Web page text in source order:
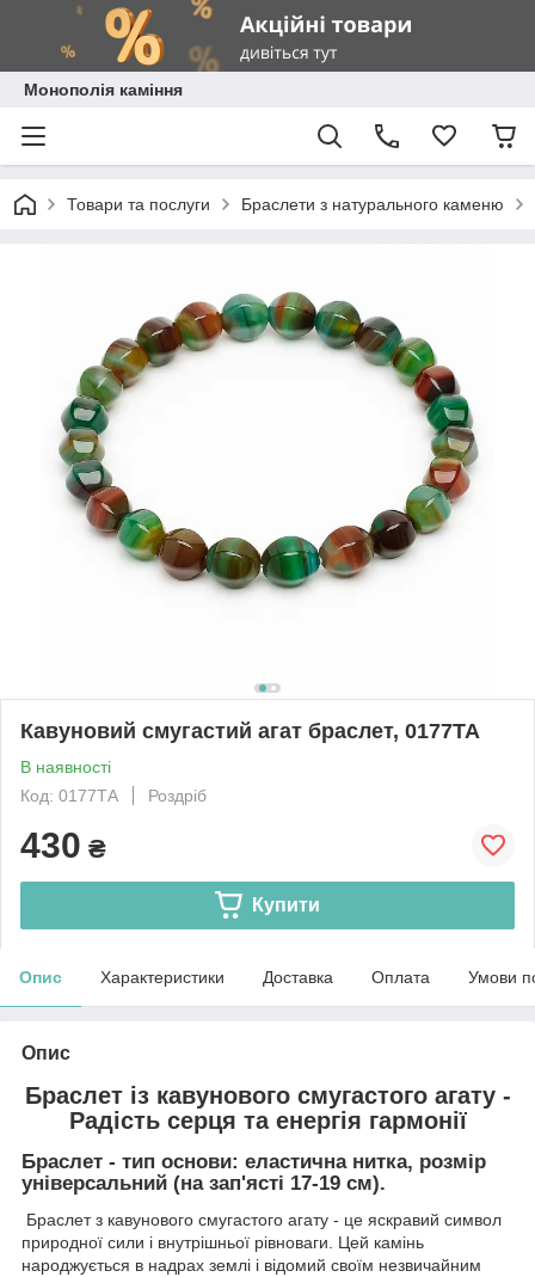
Монополія каміння
Товари та послуги Браслети з натурального каменю
Кавуновий смугастий агат браслет, 0177ТА
В наявності
Код: 0177ТА
Роздріб
430 ₴
Купити
Опис Характеристики Доставка Оплата Умови
Опис
Браслет із кавунового смугастого агату -
Радість серця та енергія гармонії
Браслет - тип основи: еластична нитка, розмір
універсальний (на зап'ясті 17-19 см).
Браслет з кавунового смугастого агату - це яскравий символ
природної сили і внутрішньої рівноваги. Цей камінь
народжується в надрах землі і відомий своїм незвичайним